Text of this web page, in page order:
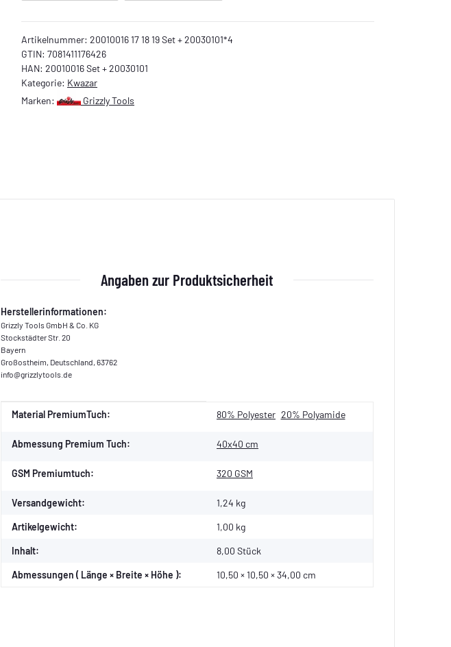
Artikelnummer: 20010016 17 18 19 Set + 20030101*4
GTIN: 7081411176426
HAN: 20010016 Set + 20030101
Kategorie: Kwazar
Marken:
Grizzly Tools
Angaben zur Produktsicherheit
Herstellerinformationen:
Grizzly Tools GmbH & Co. KG
Stockstädter Str. 20
Bayern
Großostheim, Deutschland, 63762
info@grizzlytools.de
Produkteigenschaft
Wert
Material PremiumTuch: 80% Polyester 20% Polyamide
Abmessung Premium Tuch: 40x40 cm
GSM Premiumtuch: 320 GSM
Versandgewicht: 1,24 kg
Artikelgewicht: 1,00 kg
Inhalt: 8,00 Stück
Abmessungen ( Länge × Breite × Höhe ): 10,50 × 10,50 × 34,00 cm